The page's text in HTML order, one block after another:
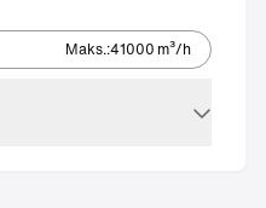
Maks.:41000 m³/h